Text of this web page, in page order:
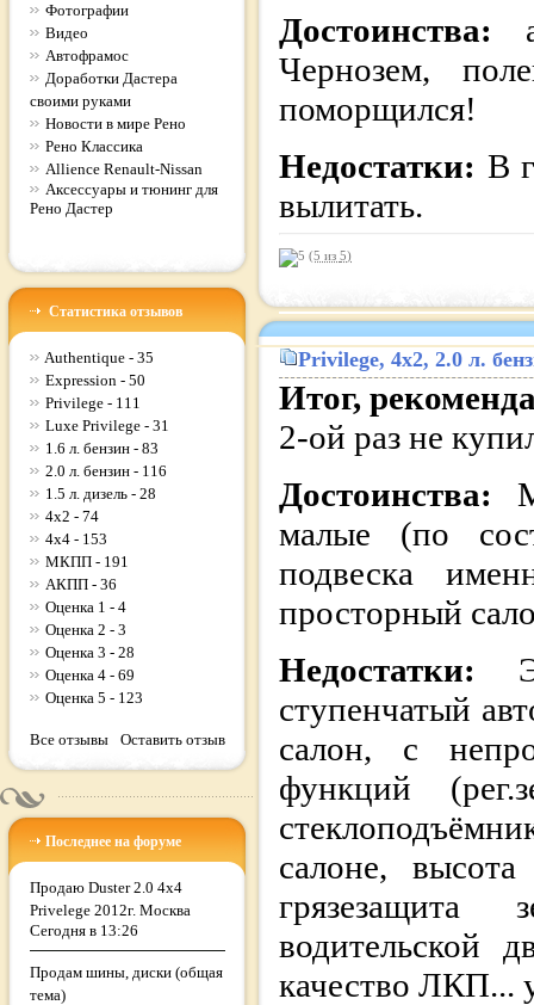
Фотографии
Видео
Автофрамос
Доработки Дастера
своими руками
Новости в мире Рено
Рено Классика
Allience Renault-Nissan
Аксессуары и тюнинг для
Рено Дастер
Статистика отзывов
Authentique - 35
Expression - 50
Privilege - 111
Luxe Privilege - 31
1.6 л. бензин - 83
2.0 л. бензин - 116
1.5 л. дизель - 28
4x2 - 74
4x4 - 153
МКПП - 191
АКПП - 36
Оценка 1 - 4
Оценка 2 - 3
Оценка 3 - 28
Оценка 4 - 69
Оценка 5 - 123
Все отзывы Оставить отзыв
Последнее на форуме
Продаю Duster 2.0 4x4
Privelege 2012г. Москва
Сегодня в 13:26
Продам шины, диски (общая
тема)
Достоинства:
Чернозем,
поморщился!
Недостатки: В
вылитать.
(5 из 5)
Privilege, 4x2, 2.0 л.
Итог,
2-ой раз не
Достоинства:
малые (по
подвеска
просторный
Недостатки:
ступенчатый
салон, с
функций
салоне,
грязезащита
водительской
качество ЛКП...